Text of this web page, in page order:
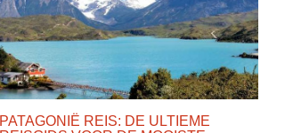
PATAGONIË REIS: DE ULTIEME